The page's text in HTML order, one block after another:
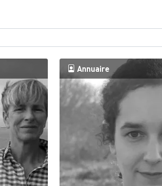
Annuaire